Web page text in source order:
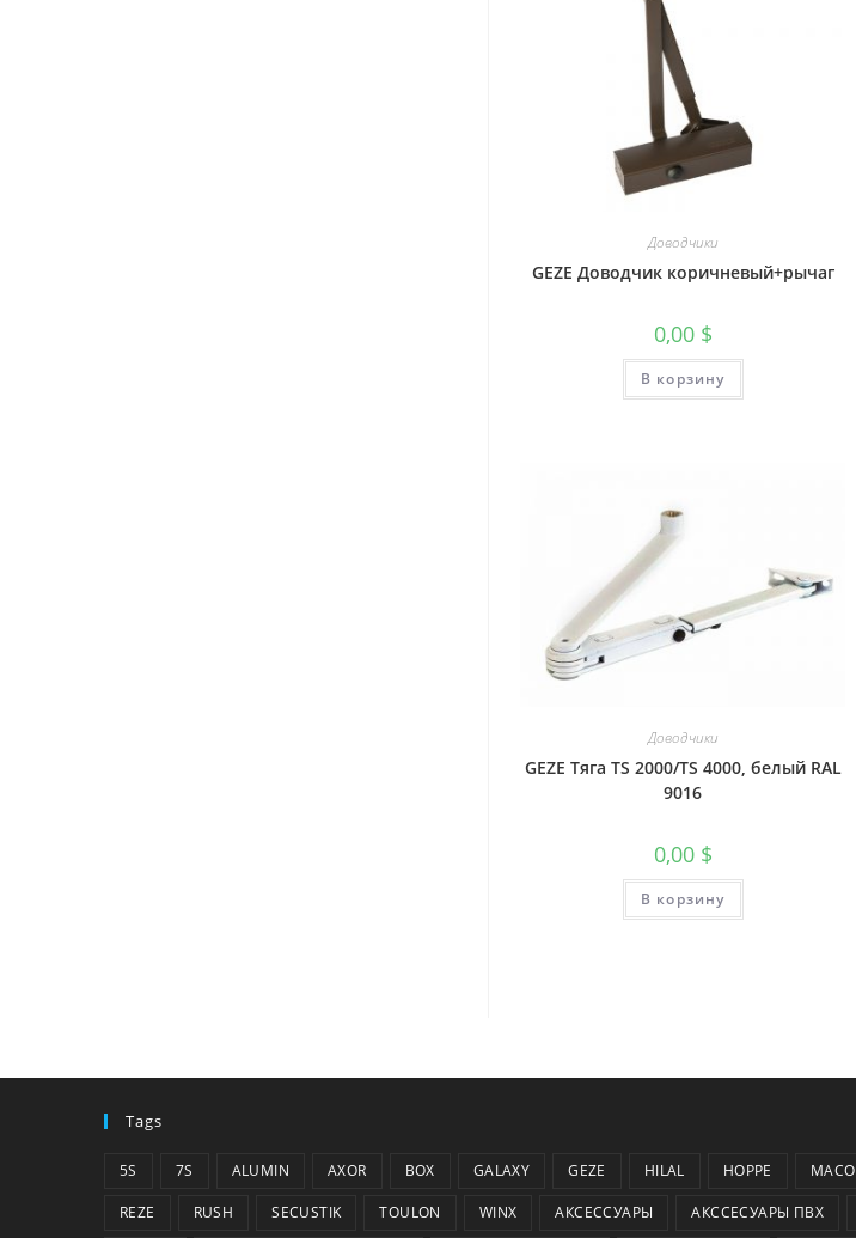
Доводчики
GEZE Доводчик коричневый+рычаг
0,00 $
В корзину
Доводчики
GEZE Тяга TS 2000/TS 4000, белый RAL
9016
0,00 $
В корзину
Tags
5S 7S ALUMIN AXOR BOX GALAXY GEZE HILAL HOPPE MACO
REZE RUSH SECUSTIK TOULON WINX АКСЕССУАРЫ АКССЕСУАРЫ ПВХ